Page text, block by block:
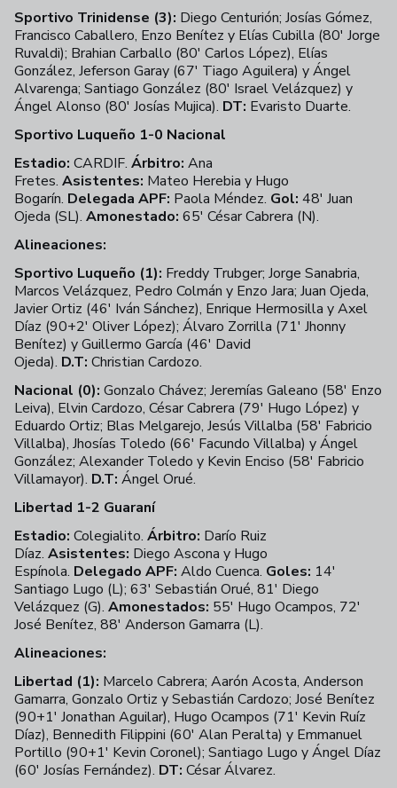
Sportivo Trinidense (3): Diego Centurión; Josías Gómez,
Francisco Caballero, Enzo Benítez y Elías Cubilla (80' Jorge
Ruvaldi); Brahian Carballo (80' Carlos López), Elías
González, Jeferson Garay (67' Tiago Aguilera) y Ángel
Alvarenga; Santiago González (80' Israel Velázquez) y
Ángel Alonso (80' Josías Mujica). DT: Evaristo Duarte.
Sportivo Luqueño 1-0 Nacional
Estadio: CARDIF. Árbitro: Ana
Fretes. Asistentes: Mateo Herebia y Hugo
Bogarín. Delegada APF: Paola Méndez. Gol: 48' Juan
Ojeda (SL). Amonestado: 65' César Cabrera (N).
Alineaciones:
Sportivo Luqueño (1): Freddy Trubger; Jorge Sanabria,
Marcos Velázquez, Pedro Colmán y Enzo Jara; Juan Ojeda,
Javier Ortiz (46' Iván Sánchez), Enrique Hermosilla y Axel
Díaz (90+2' Oliver López); Álvaro Zorrilla (71' Jhonny
Benítez) y Guillermo García (46' David
Ojeda). D.T: Christian Cardozo.
Nacional (0): Gonzalo Chávez; Jeremías Galeano (58' Enzo
Leiva), Elvin Cardozo, César Cabrera (79' Hugo López) y
Eduardo Ortiz; Blas Melgarejo, Jesús Villalba (58' Fabricio
Villalba), Jhosías Toledo (66' Facundo Villalba) y Ángel
González; Alexander Toledo y Kevin Enciso (58' Fabricio
Villamayor). D.T: Ángel Orué.
Libertad 1-2 Guaraní
Estadio: Colegialito. Árbitro: Darío Ruiz
Díaz. Asistentes: Diego Ascona y Hugo
Espínola. Delegado APF: Aldo Cuenca. Goles: 14'
Santiago Lugo (L); 63' Sebastián Orué, 81' Diego
Velázquez (G). Amonestados: 55' Hugo Ocampos, 72'
José Benítez, 88' Anderson Gamarra (L).
Alineaciones:
Libertad (1): Marcelo Cabrera; Aarón Acosta, Anderson
Gamarra, Gonzalo Ortiz y Sebastián Cardozo; José Benítez
(90+1' Jonathan Aguilar), Hugo Ocampos (71' Kevin Ruíz
Díaz), Bennedith Filippini (60' Alan Peralta) y Emmanuel
Portillo (90+1' Kevin Coronel); Santiago Lugo y Ángel Díaz
(60' Josías Fernández). DT: César Álvarez.